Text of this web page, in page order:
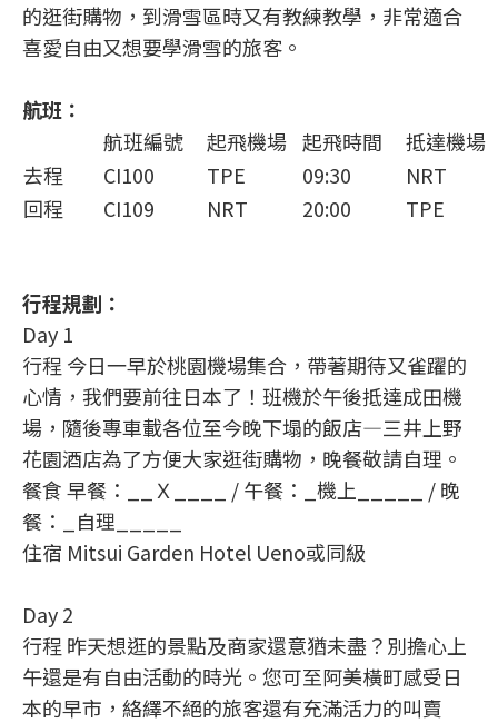
的逛街購物，到滑雪區時又有教練教學，非常適合
喜愛自由又想要學滑雪的旅客。
航班：
航班編號
起飛機場 起飛時間
抵達機場
去程
CI100 TPE 09:30
NRT
回程
CI109 NRT 20:00 TPE
行程規劃：
Day 1
行程 今日一早於桃園機場集合，帶著期待又雀躍的
心情，我們要前往日本了！班機於午後抵達成田機
場，隨後專車載各位至今晚下塌的飯店—三井上野
花園酒店為了方便大家逛街購物，晚餐敬請自理。
餐食 早餐：__Ｘ____ / 午餐：_機上_____ / 晚
餐：_自理_____
住宿 Mitsui Garden Hotel Ueno或同級
Day 2
行程 昨天想逛的景點及商家還意猶未盡？別擔心上
午還是有自由活動的時光。您可至阿美橫町感受日
本的早市，絡繹不絕的旅客還有充滿活力的叫賣